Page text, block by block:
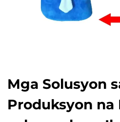
Mga Solusyon
Produksyon na